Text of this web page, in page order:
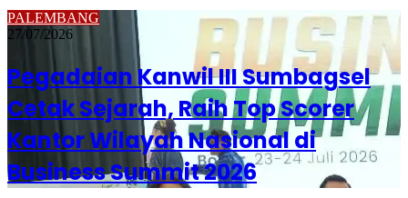
PALEMBANG
27/07/2026
Pegadaian Kanwil III Sumbagsel
Cetak Sejarah, Raih Top Scorer
Kantor Wilayah Nasional di
Business Summit 2026